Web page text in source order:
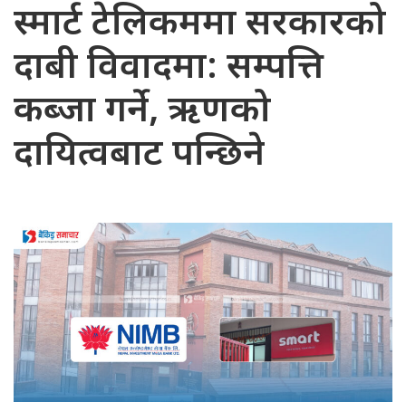
स्मार्ट टेलिकममा सरकारको
दाबी विवादमा: सम्पत्ति
कब्जा गर्ने, ऋणको
दायित्वबाट पन्छिने